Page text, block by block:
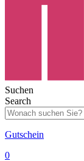
Suchen
Search
Gutschein
0